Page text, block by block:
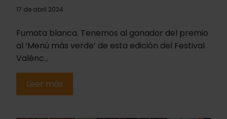
17 de abril 2024
Fumata blanca. Tenemos al ganador del premio
al ‘Menú más verde’ de esta edición del Festival
Valènc...
Leer más